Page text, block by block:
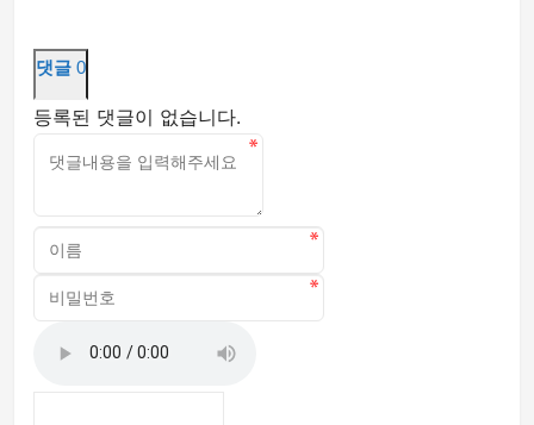
댓글 0
등록된 댓글이 없습니다.